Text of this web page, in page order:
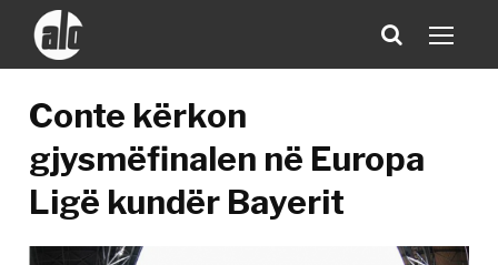
Conte kërkon
gjysmëfinalen në Europa
Ligë kundër Bayerit